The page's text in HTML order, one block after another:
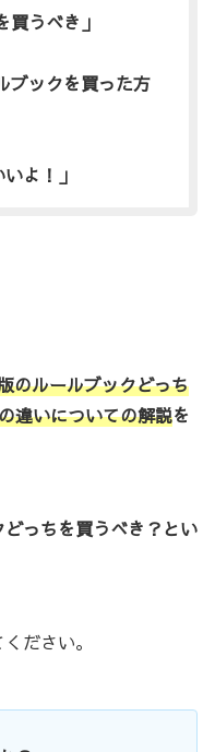
買うべき」
ブックを買った方
よ！」
のルールブックどっち
違いについての解説を
っちを買うべき？とい
ださい。